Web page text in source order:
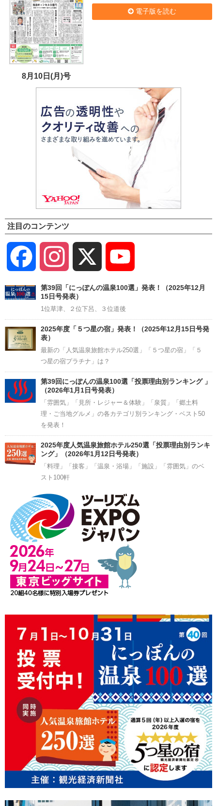
8月10日(月)号
電子版を読む
注目のコンテンツ
Facebook Instagram
Channel
第39回「にっぽんの温泉100選」発表！（2025年12月
15日号発表）
1位草津、２位下呂、３位道後
2025年度「５つ星の宿」発表！（2025年12月15日号発
表）
最新の「人気温泉旅館ホテル250選」「５つ星の宿」「５
つ星の宿プラチナ」は？
第39回にっぽんの温泉100選「投票理由別ランキング 」
（2026年1月1日号発表）
「雰囲気」「見所・レジャー＆体験」「泉質」「郷土料
理・ご当地グルメ」の各カテゴリ別ランキング・ベスト50
を発表！
2025年度人気温泉旅館ホテル250選「投票理由別ランキ
ング」（2026年1月12日号発表）
「料理」「接客」「温泉・浴場」「施設」「雰囲気」のベ
スト100軒